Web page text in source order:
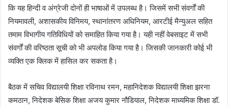
कि यह हिन्दी व अंग्रेजी दोनों ही भाषाओं में उपलब्ध है। जिसमें सभी संवर्गों की
नियमावली, अशासकीय विनिमय, स्थानांतरण अधिनियम, आरटीई मैन्युअल सहित
तमाम विभागीय गतिविधियों को समाहित किया गया है। यही नहीं वेबसाइट में सभी
संवर्गों की वरिष्ठता सूची को भी अपलोड किया गया है। जिसकी जानकारी कोई भी
व्यक्ति एक क्लिक में हासिल कर सकता है।
बैठक में सचिव विद्यालयी शिक्षा रविनाथ रमन, महानिदेशक विद्यालयी शिक्षा झरना
कमठान, निदेशक बेसिक शिक्षा अजय कुमार नौडियाल, निदेशक माध्यमिक शिक्षा डॉ.